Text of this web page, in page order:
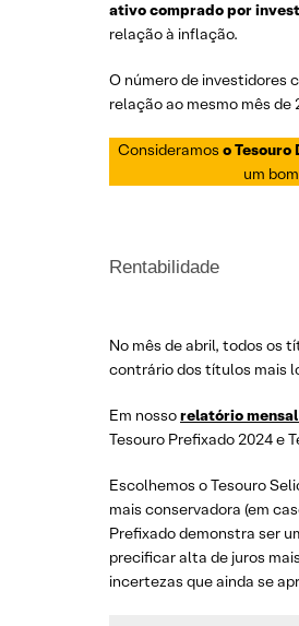
ativo comprado por
relação à inflação.
O número de investidores
relação ao mesmo mês
Consideramos o
um
Rentabilidade
No mês de abril, todos os
contrário dos títulos mais
Em nossorelatório
Tesouro Prefixado 2024 e
Escolhemos o Tesouro
mais conservadora (em
Prefixado demonstra ser
precificar alta de juros
incertezas que ainda se